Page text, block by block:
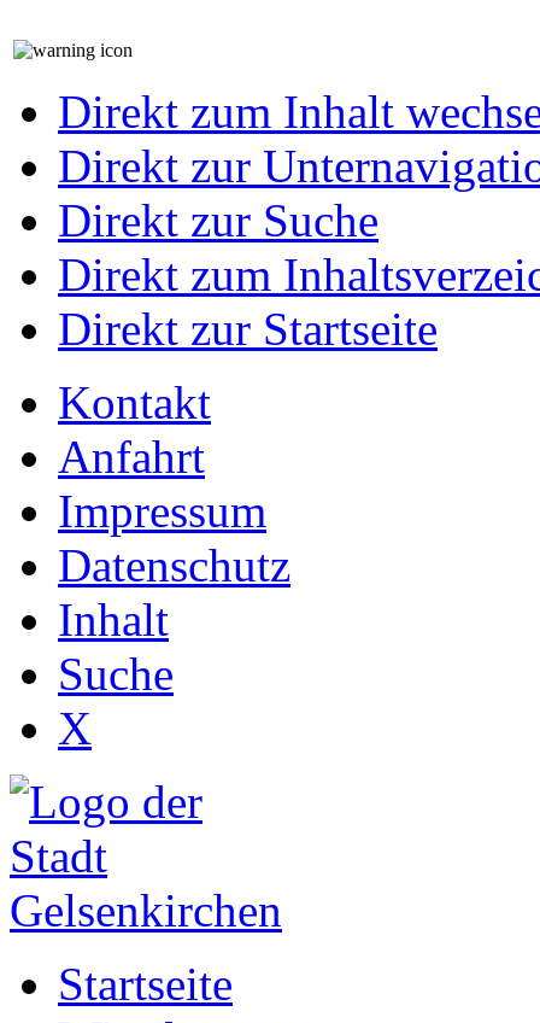
Direkt zum Inhalt
Direkt zur
Direkt zur Suche
Direkt zum
Direkt zur Startseite
Kontakt
Anfahrt
Impressum
Datenschutz
Inhalt
Suche
X
Startseite